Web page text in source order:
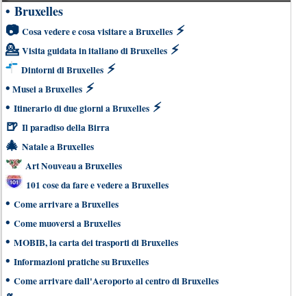
• Bruxelles
📷 Cosa vedere e cosa visitare a Bruxelles ⚡
💁 Visita guidata in italiano di Bruxelles ⚡
Dintorni di Bruxelles ⚡
• Musei a Bruxelles ⚡
• Itinerario di due giorni a Bruxelles ⚡
🍺 Il paradiso della Birra
🎄 Natale a Bruxelles
Art Nouveau a Bruxelles
101 cose da fare e vedere a Bruxelles
• Come arrivare a Bruxelles
• Come muoversi a Bruxelles
• MOBIB, la carta dei trasporti di Bruxelles
• Informazioni pratiche su Bruxelles
• Come arrivare dall'Aeroporto al centro di Bruxelles